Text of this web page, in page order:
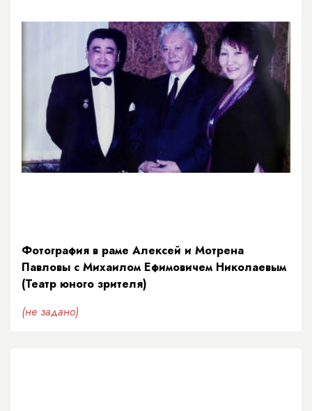
Фотография в раме Алексей и Мотрена
Павловы с Михаилом Ефимовичем Николаевым
(Театр юного зрителя)
(не задано)